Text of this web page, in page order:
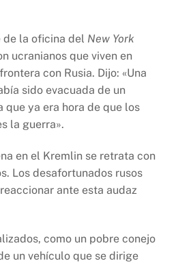
de la oficina del New York
ucranianos que viven en
con Rusia. Dijo: «Una
sido evacuada de un
ya era hora de que los
la guerra».
en el Kremlin se retrata con
Los desafortunados rusos
ante esta audaz
como un pobre conejo
un vehículo que se dirige